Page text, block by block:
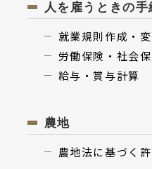
人を雇うときの手
就業規則作成・
労働保険・社会
給与・賞与計算
農地
農地法に基づく